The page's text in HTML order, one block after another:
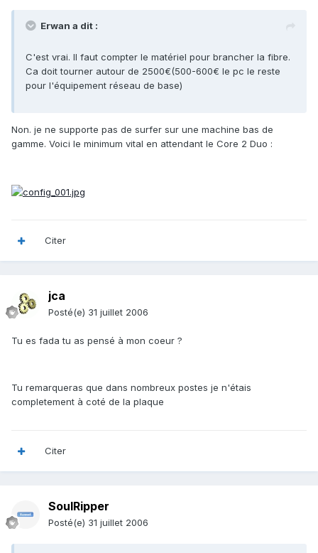
Erwan a dit :
C'est vrai. Il faut compter le matériel pour brancher la fibre.
Ca doit tourner autour de 2500€(500-600€ le pc le reste
pour l'équipement réseau de base)
Non. je ne supporte pas de surfer sur une machine bas de
gamme. Voici le minimum vital en attendant le Core 2 Duo :
Citer
jca
Posté(e) 31 juillet 2006
Tu es fada tu as pensé à mon coeur ?
Tu remarqueras que dans nombreux postes je n'étais
completement à coté de la plaque
Citer
SoulRipper
Posté(e) 31 juillet 2006